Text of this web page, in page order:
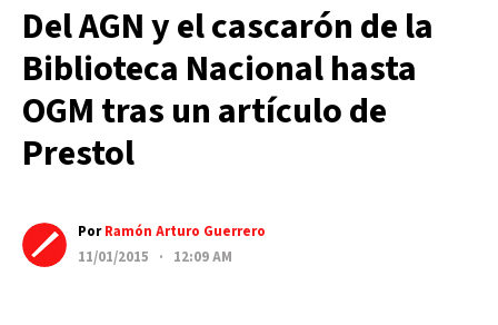
Del AGN y el cascarón de la
Biblioteca Nacional hasta
OGM tras un artículo de
Prestol
PorRamón Arturo Guerrero
11/01/2015 · 12:09 AM